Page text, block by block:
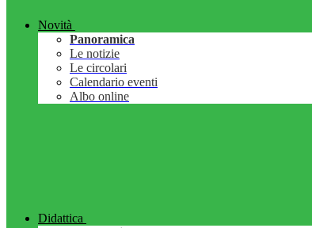
Novità
Panoramica
Le notizie
Le circolari
Calendario eventi
Albo online
Didattica